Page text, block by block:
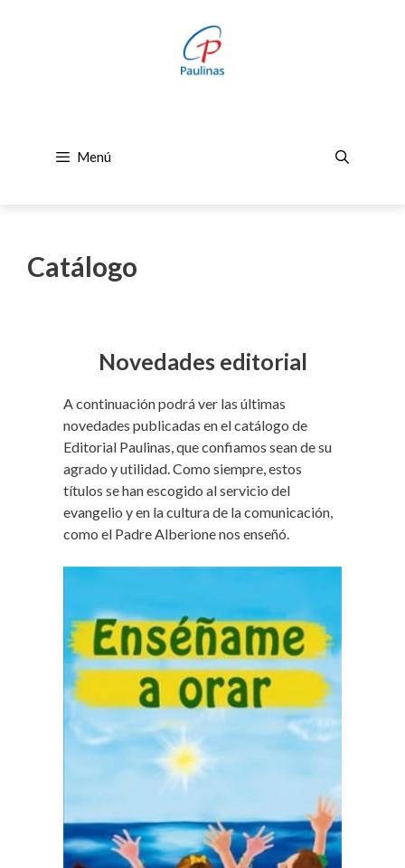
Menú
Catálogo
Novedades editorial
A continuación podrá ver las últimas
novedades publicadas en el catálogo de
Editorial Paulinas, que confiamos sean de su
agrado y utilidad. Como siempre, estos
títulos se han escogido al servicio del
evangelio y en la cultura de la comunicación,
como el Padre Alberione nos enseñó.